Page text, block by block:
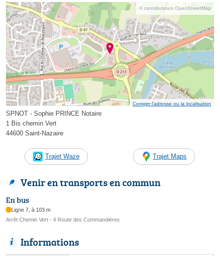
© contributeurs OpenStreetMap
Corriger l’adresse ou la localisation
SPNOT - Sophie PRINCE Notaire
1 Bis chemin Vert
44600 Saint-Nazaire
Trajet Waze Trajet Maps
Venir en transports en commun
En bus
Ligne 7, à 103 m
Arrêt Chemin Vert - 4 Route des Commandières
Informations